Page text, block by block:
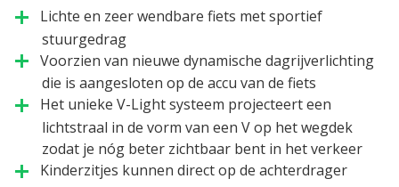
add
Lichte en zeer wendbare fiets met sportief
stuurgedrag
add Voorzien van nieuwe dynamische dagrijverlichting
die is aangesloten op de accu van de fiets
add
Het unieke V-Light systeem projecteert een
lichtstraal in de vorm van een V op het wegdek
zodat je nóg beter zichtbaar bent in het verkeer
add
Kinderzitjes kunnen direct op de achterdrager